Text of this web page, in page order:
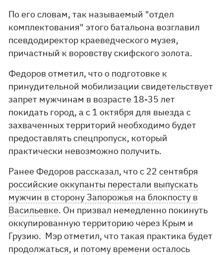
По его словам, так называемый "отдел
комплектования" этого батальона возглавил
псевдодиректор краеведческого музея,
причастный к воровству скифского золота.
Федоров отметил, что о подготовке к
принудительной мобилизации свидетельствует
запрет мужчинам в возрасте 18-35 лет
покидать город, а с 1 октября для выезда с
захваченных территорий необходимо будет
предоставлять спецпропуск, который
практически невозможно получить.
Ранее Федоров рассказал, что с 22 сентября
российские оккупанты перестали выпускать
мужчин в сторону Запорожья на блокпосту в
Васильевке. Он призвал немедленно покинуть
оккупированную территорию через Крым и
Грузию. Мэр отметил, что такая практика будет
продолжаться, и потому времени осталось